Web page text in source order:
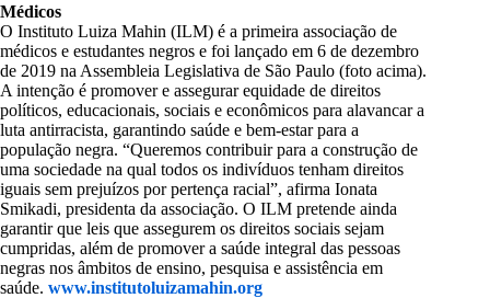
Médicos
O Instituto Luiza Mahin (ILM) é a primeira associação de
médicos e estudantes negros e foi lançado em 6 de dezembro
de 2019 na Assembleia Legislativa de São Paulo (foto acima).
A intenção é promover e assegurar equidade de direitos
políticos, educacionais, sociais e econômicos para alavancar a
luta antirracista, garantindo saúde e bem-estar para a
população negra. “Queremos contribuir para a construção de
uma sociedade na qual todos os indivíduos tenham direitos
iguais sem prejuízos por pertença racial”, afirma Ionata
Smikadi, presidenta da associação. O ILM pretende ainda
garantir que leis que assegurem os direitos sociais sejam
cumpridas, além de promover a saúde integral das pessoas
negras nos âmbitos de ensino, pesquisa e assistência em
saúde. www.institutoluizamahin.org